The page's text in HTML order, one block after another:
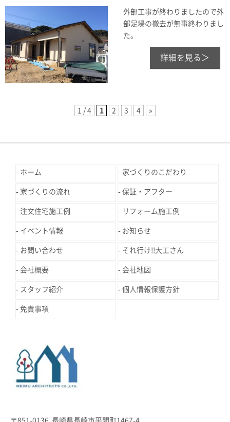
外部工事が終わりましたので外
部足場の撤去が無事終わりまし
た。
詳細を見る＞
1 / 4 1 2 3 4 »
ホーム 家づくりのこだわり
家づくりの流れ 保証・アフター
注文住宅施工例 リフォーム施工例
イベント情報 お知らせ
お問い合わせ それ行け!!大工さん
会社概要 会社地図
スタッフ紹介 個人情報保護方針
免責事項